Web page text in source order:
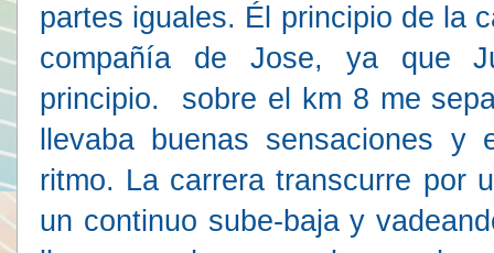
partes iguales. Él principio de la
compañía de Jose, ya que
principio. sobre el km 8 me
llevaba buenas sensaciones
ritmo. La carrera transcurre por
un continuo sube-baja y